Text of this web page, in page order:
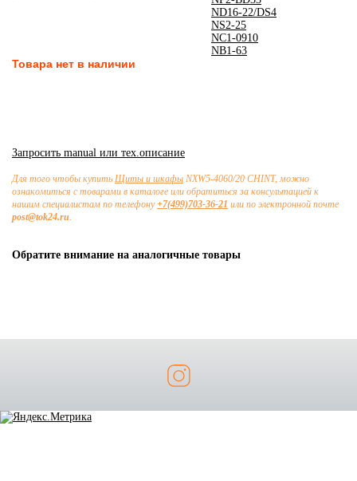
ND16-22/DS4
NS2-25
NC1-0910
NB1-63
Товара нет в наличии
Запросить manual или тех.описание
Для того чтобы купить Щиты и шкафы NXW5-4060/20 CHINT, можно
ознакомиться с товарами в каталоге или обратиться за консультацией к
нашим специалистам по телефону+7(499)703-36-21 или по электронной почте
post@tok24.ru.
Обратите внимание на аналогичные товары